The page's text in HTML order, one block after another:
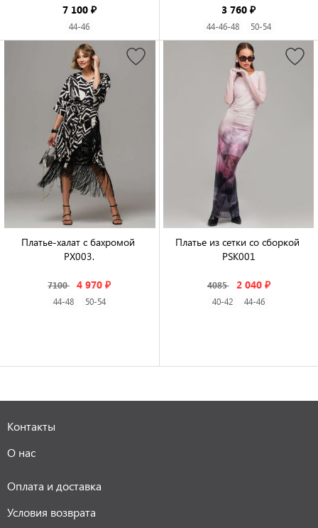
7 100 ₽
44-46
3 760 ₽
44-46-48 50-54
Платье-халат с бахромой
PX003.
7100 4 970 ₽
44-48 50-54
Платье из сетки со сборкой
PSK001
4085 2 040 ₽
40-42 44-46
Контакты
О нас
Оплата и доставка
Условия возврата